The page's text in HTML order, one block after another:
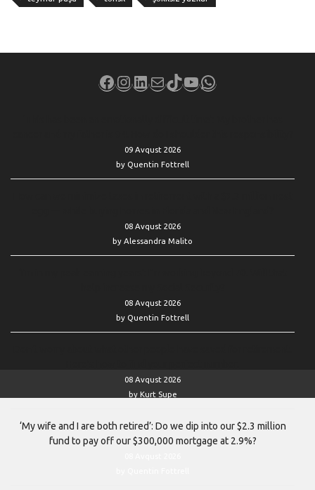
Facebook
Instagram
LinkedIn
MailTikTok
YouTube
WhatsApp
09 Avqust 2026
by Quentin Fottrell
08 Avqust 2026
by Alessandra Malito
08 Avqust 2026
by Quentin Fottrell
08 Avqust 2026
by Kurt Supe
‘My wife and I are both retired’: Do we dip into our $2.3 million
fund to pay off our $300,000 mortgage at 2.9%?